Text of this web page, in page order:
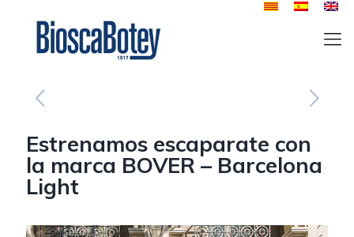
Estrenamos escaparate con
la marca BOVER – Barcelona
Light